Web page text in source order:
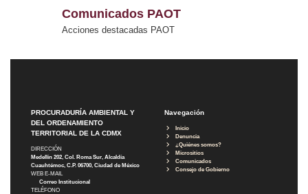
Comunicados PAOT
Acciones destacadas PAOT
PROCURADURÍA AMBIENTAL Y
DEL ORDENAMIENTO
TERRITORIAL DE LA CDMX
DIRECCIÓN
Medellín 202, Col. Roma Sur, Alcaldía
Cuauhtémoc, C.P. 06700, Ciudad de México
WEB E-MAIL
Correo Institucional
TELÉFONO
Navegación
Inicio
Denuncia
¿Quiénes somos?
Micrositios
Comunicados
Consejo de Gobierno